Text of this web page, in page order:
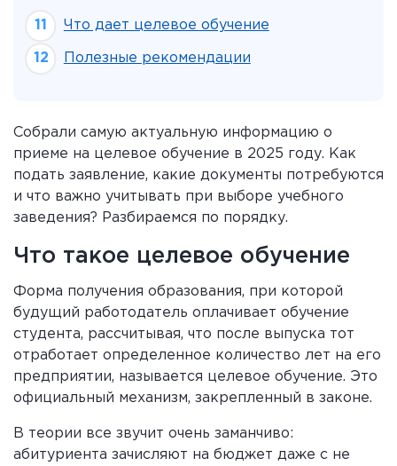
Что дает целевое обучение
Полезные рекомендации
Собрали самую актуальную информацию о
приеме на целевое обучение в 2025 году. Как
подать заявление, какие документы потребуются
и что важно учитывать при выборе учебного
заведения? Разбираемся по порядку.
Что такое целевое обучение
Форма получения образования, при которой
будущий работодатель оплачивает обучение
студента, рассчитывая, что после выпуска тот
отработает определенное количество лет на его
предприятии, называется целевое обучение. Это
официальный механизм, закрепленный в законе.
В теории все звучит очень заманчиво:
абитуриента зачисляют на бюджет даже с не